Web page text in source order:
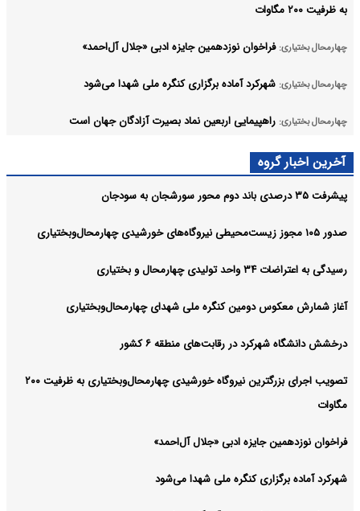
به ظرفیت ۲۰۰ مگاوات
چهارمحال بختیاری: فراخوان نوزدهمین جایزه ادبی «جلال آل‌احمد»
چهارمحال بختیاری: شهرکرد آماده برگزاری کنگره ملی شهدا می‌شود
چهارمحال بختیاری: راهپیمایی اربعین نماد بصیرت آزادگان جهان است
چهارمحال بختیاری:
رسید
آخرین اخبار گروه
پیشرفت ۳۵ درصدی باند دوم محور سورشجان به سودجان
صدور ۱۰۵ مجوز زیست‌محیطی نیروگاه‌های خورشیدی چهارمحال‌وبختیاری
رسیدگی به اعتراضات ۳۴ واحد تولیدی چهارمحال و بختیاری
آغاز شمارش معکوس دومین کنگره ملی شهدای چهارمحال‌وبختیاری
درخشش دانشگاه شهرکرد در رقابت‌های منطقه ۶ کشور
تصویب اجرای بزرگترین نیروگاه خورشیدی چهارمحال‌وبختیاری به ظرفیت ۲۰۰
مگاوات
فراخوان نوزدهمین جایزه ادبی «جلال آل‌احمد»
شهرکرد آماده برگزاری کنگره ملی شهدا می‌شود